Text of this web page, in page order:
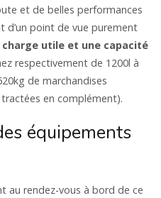
et de belles performances
d’un point de vue purement
utile et une capacité
respectivement de 1200l à
de marchandises
en complément).
équipements
au rendez-vous à bord de ce